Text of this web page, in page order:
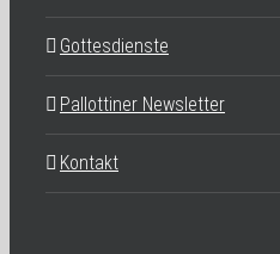
Gottesdienste
Pallottiner Newsletter
Kontakt